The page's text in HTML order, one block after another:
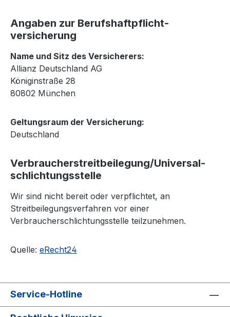
Angaben zur Berufs­haftpflicht­
versicherung
Name und Sitz des Versicherers:
Allianz Deutschland AG
Königinstraße 28
80802 München
Geltungsraum der Versicherung:
Deutschland
Verbraucher­streit­beilegung/Universal­
schlichtungs­stelle
Wir sind nicht bereit oder verpflichtet, an
Streitbeilegungsverfahren vor einer
Verbraucherschlichtungsstelle teilzunehmen.
Quelle: eRecht24
Service-Hotline